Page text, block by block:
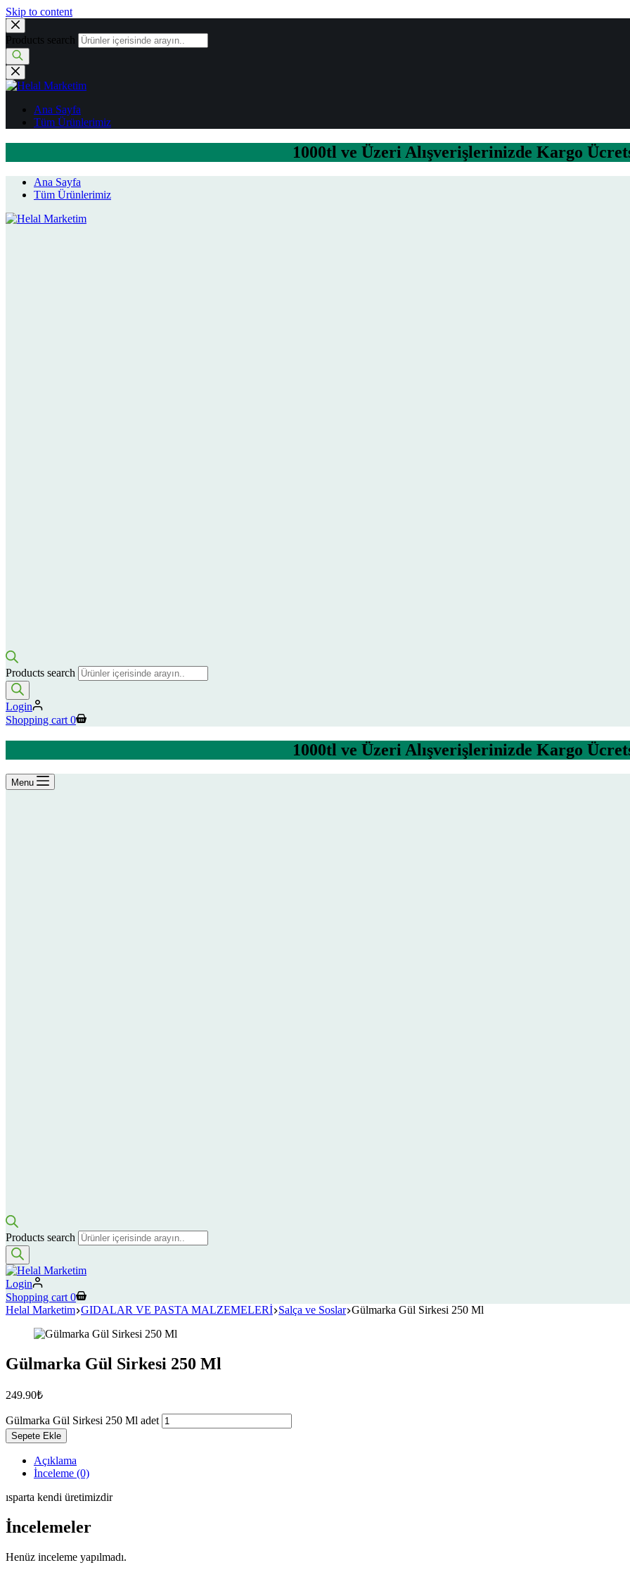
Skip to content
Products search
Ana Sayfa
Tüm Ürünlerimiz
1000tl ve Üzeri Alışverişlerinizde Kargo
Ana Sayfa
Tüm Ürünlerimiz
Products search
Login
Shopping cart 0
1000tl ve Üzeri Alışverişlerinizde Kargo
Menu
Products search
Login
Shopping cart 0
Helal Marketim GIDALAR VE PASTA MALZEMELERİ Salça ve Soslar Gülmarka Gül Sirkesi 250 Ml
Gülmarka Gül Sirkesi 250 Ml
249.90₺
Gülmarka Gül Sirkesi 250 Ml adet
Sepete Ekle
Açıklama
İnceleme (0)
ısparta kendi üretimizdir
İncelemeler
Henüz inceleme yapılmadı.